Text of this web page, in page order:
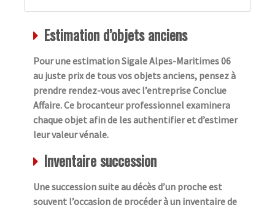
Estimation d’objets anciens
Pour une estimation Sigale Alpes-Maritimes 06
au juste prix de tous vos objets anciens, pensez à
prendre rendez-vous avec l’entreprise Conclue
Affaire. Ce brocanteur professionnel examinera
chaque objet afin de les authentifier et d’estimer
leur valeur vénale.
Inventaire succession
Une succession suite au décès d’un proche est
souvent l’occasion de procéder à un inventaire de